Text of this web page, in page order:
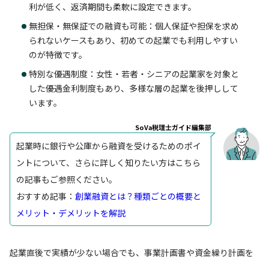
利が低く、返済期間も柔軟に設定できます。
無担保・無保証での融資も可能：個人保証や担保を求め
られないケースもあり、初めての起業でも利用しやすい
のが特徴です。
特別な優遇制度：女性・若者・シニアの起業家を対象と
した優遇金利制度もあり、多様な層の起業を後押しして
います。
SoVa税理士ガイド編集部
起業時に銀行や公庫から融資を受けるためのポイ
ントについて、さらに詳しく知りたい方はこちら
の記事もご参照ください。
おすすめ記事： 創業融資とは？種類ごとの概要と
メリット・デメリットを解説
起業直後で実績が少ない場合でも、事業計画書や資金繰り計画を